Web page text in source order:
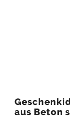
aus Beton